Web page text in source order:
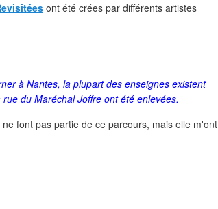
ont été crées par différents artistes
à Nantes, la plupart des enseignes existent
du Maréchal Joffre ont été enlevées.
font pas partie de ce parcours, mais elle m'ont